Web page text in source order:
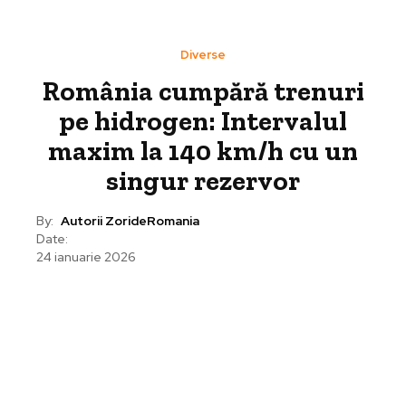
Diverse
România cumpără trenuri
pe hidrogen: Intervalul
maxim la 140 km/h cu un
singur rezervor
By: Autorii ZorideRomania
Date:
24 ianuarie 2026